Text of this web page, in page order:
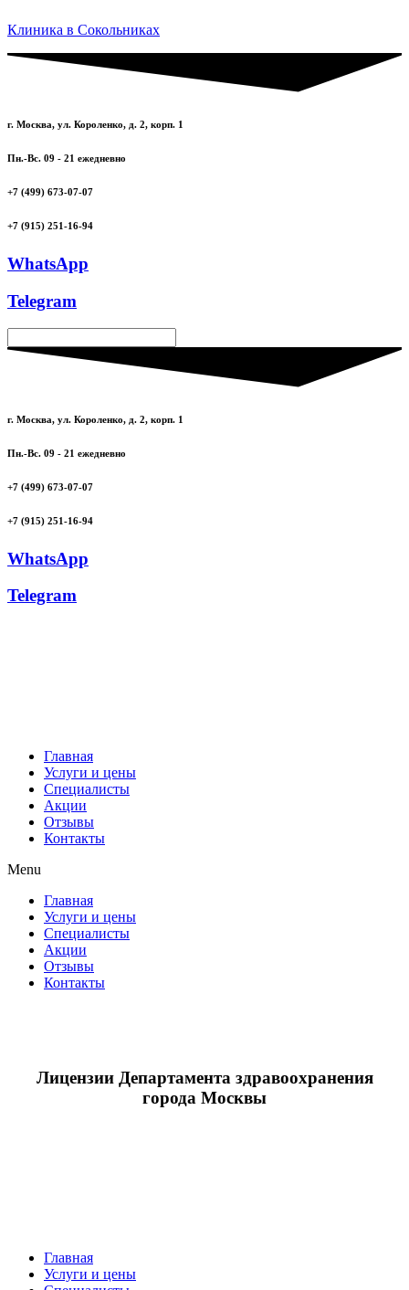
Клиника в Сокольниках
г. Москва, ул. Короленко, д. 2, корп. 1
Пн.-Вс. 09 - 21 ежедневно
+7 (499) 673-07-07
+7 (915) 251-16-94
WhatsApp
Telegram
г. Москва, ул. Короленко, д. 2, корп. 1
Пн.-Вс. 09 - 21 ежедневно
+7 (499) 673-07-07
+7 (915) 251-16-94
WhatsApp
Telegram
Главная
Услуги и цены
Специалисты
Акции
Отзывы
Контакты
Menu
Главная
Услуги и цены
Специалисты
Акции
Отзывы
Контакты
Лицензии Департамента здравоохранения
города Москвы
Главная
Услуги и цены